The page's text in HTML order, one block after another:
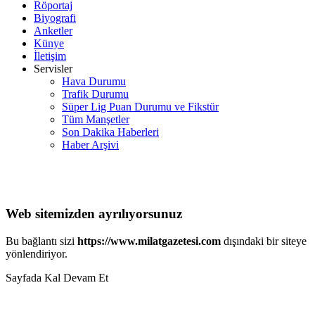
Röportaj
Biyografi
Anketler
Künye
İletişim
Servisler
Hava Durumu
Trafik Durumu
Süper Lig Puan Durumu ve Fikstür
Tüm Manşetler
Son Dakika Haberleri
Haber Arşivi
Web sitemizden ayrılıyorsunuz
Bu bağlantı sizi https://www.milatgazetesi.com dışındaki bir siteye
yönlendiriyor.
Sayfada Kal Devam Et